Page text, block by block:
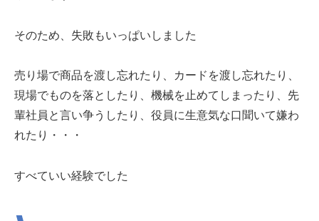
そのため、失敗もいっぱいしました
売り場で商品を渡し忘れたり、カードを渡し忘れたり、
現場でものを落としたり、機械を止めてしまったり、先
輩社員と言い争うしたり、役員に生意気な口聞いて嫌わ
れたり・・・
すべていい経験でした